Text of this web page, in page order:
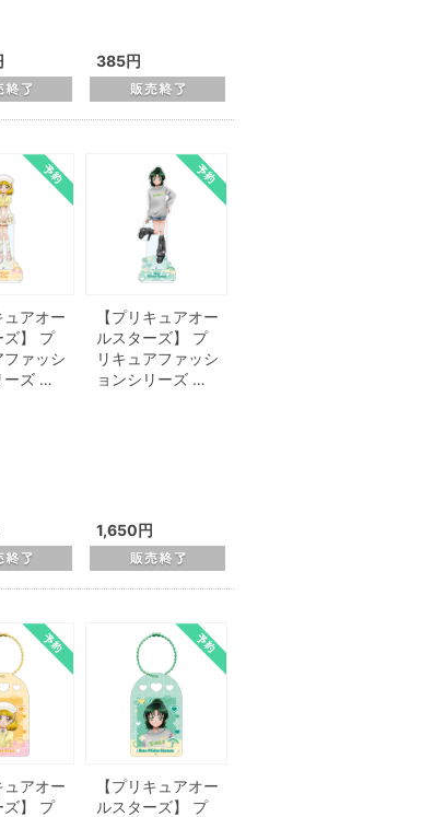
385円
ュアオー
ズ】 プ
ファッシ
ーズ …
【プリキュアオー
ルスターズ】 プ
リキュアファッシ
ョンシリーズ …
1,650円
ュアオー
ズ】 プ
【プリキュアオー
ルスターズ】 プ